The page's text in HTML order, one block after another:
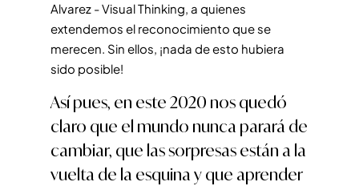
Alvarez - Visual Thinking, a quienes
extendemos el reconocimiento que se
merecen. Sin ellos, ¡nada de esto hubiera
sido posible!
Así pues, en este 2020 nos quedó
claro que el mundo nunca parará de
cambiar, que las sorpresas están a la
vuelta de la esquina y que aprender